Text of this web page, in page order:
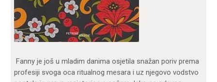
Fanny je još u mladim danima osjetila snažan poriv prema
profesiji svoga oca ritualnog mesara i uz njegovo vodstvo